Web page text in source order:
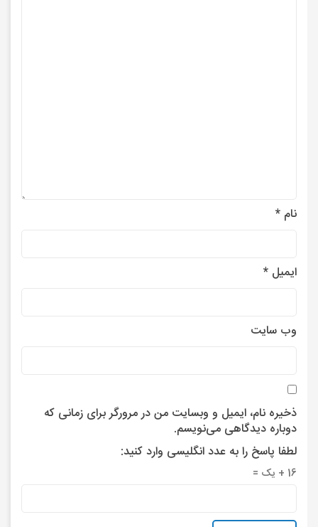
نام *
ایمیل *
وب‌ سایت
ذخیره نام، ایمیل و وبسایت من در مرورگر برای زمانی که
دوباره دیدگاهی می‌نویسم.
لطفا پاسخ را به عدد انگلیسی وارد کنید:
16 + یک =